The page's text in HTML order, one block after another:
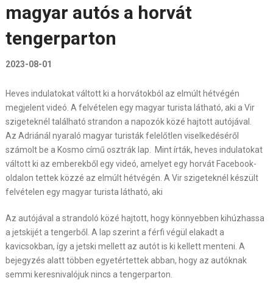
magyar autós a horvát
tengerparton
2023-08-01
Heves indulatokat váltott ki a horvátokból az elmúlt hétvégén
megjelent videó. A felvételen egy magyar turista látható, aki a Vir
szigeteknél található strandon a napozók közé hajtott autójával.
Az Adriánál nyaraló magyar turisták felelőtlen viselkedéséről
számolt be a Kosmo című osztrák lap. Mint írták, heves indulatokat
váltott ki az emberekből egy videó, amelyet egy horvát Facebook-
oldalon tettek közzé az elmúlt hétvégén. A Vir szigeteknél készült
felvételen egy magyar turista látható, aki
Az autójával a strandoló közé hajtott, hogy könnyebben kihúzhassa
a jetskijét a tengerből. A lap szerint a férfi végül elakadt a
kavicsokban, így a jetski mellett az autót is ki kellett menteni. A
bejegyzés alatt többen egyetértettek abban, hogy az autóknak
semmi keresnivalójuk nincs a tengerparton.